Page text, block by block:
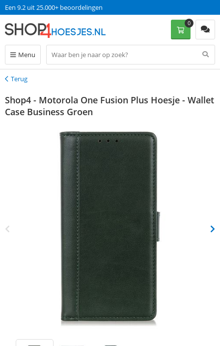
Een 9.2 uit 25.000+ beoordelingen
Menu
0
Terug
Terug
Shop4 - Motorola One Fusion Plus Hoesje - Wallet
Case Business Groen